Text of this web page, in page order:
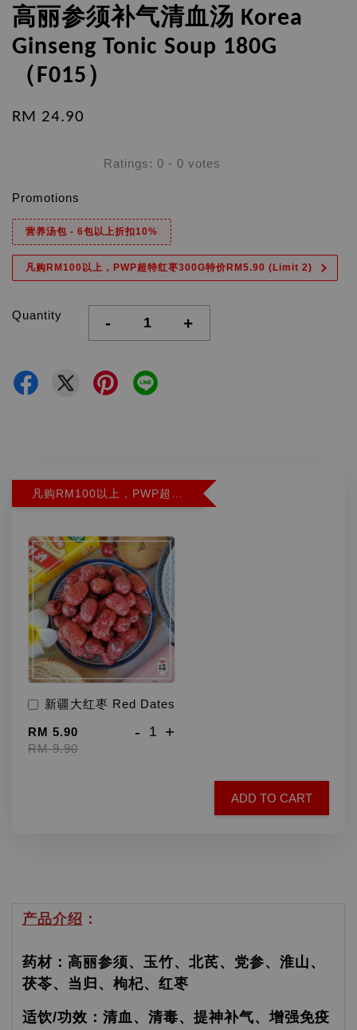
高丽参须补气清血汤 Korea
Ginseng Tonic Soup 180G
（F015）
RM 24.90
Ratings: 0 - 0 votes
Promotions
营养汤包 - 6包以上折扣10%
凡购RM100以上，PWP超特红枣300G特价RM5.90 (Limit 2)
Quantity - +
新疆大红枣 Red Dates
RM 5.90
RM 9.90
- +
ADD TO CART
产品介绍 ：
药材：高丽参须、玉竹、北芪、党参、淮山、
茯苓、当归、枸杞、红枣
适饮/功效：清血、清毒、提神补气、增强免疫